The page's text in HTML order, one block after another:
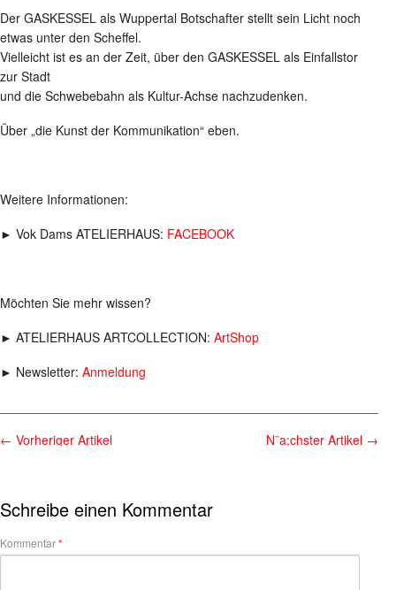
Der GASKESSEL als Wuppertal Botschafter stellt sein Licht noch
etwas unter den Scheffel.
Vielleicht ist es an der Zeit, über den GASKESSEL als Einfallstor
zur Stadt
und die Schwebebahn als Kultur-Achse nachzudenken.
Über „die Kunst der Kommunikation“ eben.
Weitere Informationen:
► Vok Dams ATELIERHAUS: FACEBOOK
Möchten Sie mehr wissen?
► ATELIERHAUS ARTCOLLECTION: ArtShop
► Newsletter: Anmeldung
← Vorheriger Artikel N¨a;chster Artikel →
Schreibe einen Kommentar
Kommentar*